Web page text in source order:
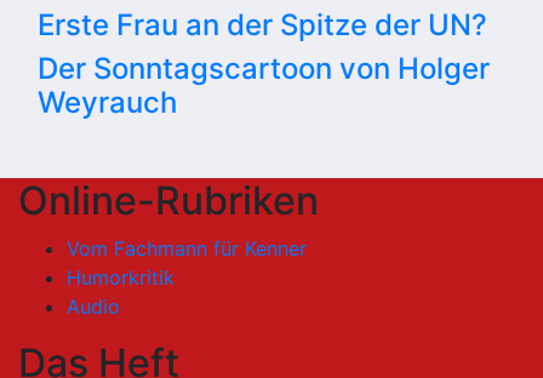
Erste Frau an der Spitze der UN?
Der Sonntagscartoon von Holger
Weyrauch
Online-Rubriken
Vom Fachmann für Kenner
Humorkritik
Audio
Das Heft